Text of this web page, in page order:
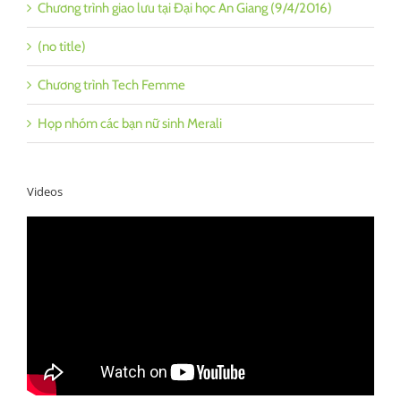
Chương trình giao lưu tại Đại học An Giang (9/4/2016)
(no title)
Chương trình Tech Femme
Họp nhóm các bạn nữ sinh Merali
Videos